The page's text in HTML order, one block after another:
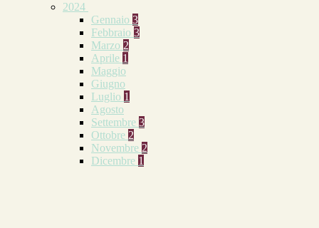
2024
Gennaio 3
Febbraio 3
Marzo 2
Aprile 1
Maggio
Giugno
Luglio 1
Agosto
Settembre 3
Ottobre 2
Novembre 2
Dicembre 1